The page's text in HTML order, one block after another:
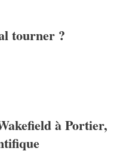
tourner ?
à Portier,